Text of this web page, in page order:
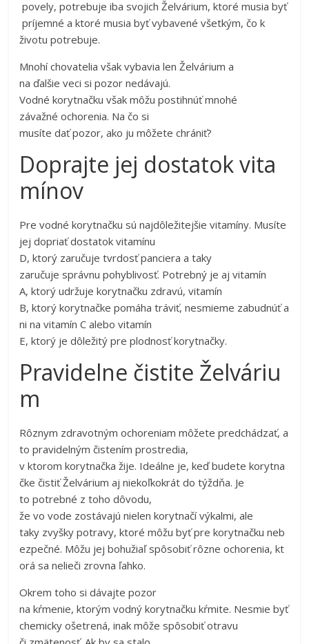
povely, potrebuje iba svojich Želvárium, ktoré musia byť
príjemné a ktoré musia byť vybavené všetkým, čo k
životu potrebuje.
Mnohí chovatelia však vybavia len Želvárium a
na ďalšie veci si pozor nedávajú.
Vodné korytnačku však môžu postihnúť mnohé
závažné ochorenia. Na čo si
musíte dať pozor, ako ju môžete chrániť?
Doprajte jej dostatok vita
mínov
Pre vodné korytnačku sú najdôležitejšie vitamíny. Musíte
jej dopriať dostatok vitamínu
D, ktorý zaručuje tvrdosť panciera a taky
zaručuje správnu pohyblivosť. Potrebný je aj vitamín
A, ktorý udržuje korytnačku zdravú, vitamín
B, ktorý korytnačke pomáha tráviť, nesmieme zabudnúť a
ni na vitamín C alebo vitamín
E, ktorý je dôležitý pre plodnosť korytnačky.
Pravidelne čistite Želváriu
m
Rôznym zdravotným ochoreniam môžete predchádzať, a
to pravidelným čistením prostredia,
v ktorom korytnačka žije. Ideálne je, keď budete korytna
čke čistiť Želvárium aj niekoľkokrát do týždňa. Je
to potrebné z toho dôvodu,
že vo vode zostávajú nielen korytnačí výkalmi, ale
taky zvyšky potravy, ktoré môžu byť pre korytnačku neb
ezpečné. Môžu jej bohužiaľ spôsobiť rôzne ochorenia, kt
orá sa nelieči zrovna ľahko.
Okrem toho si dávajte pozor
na kŕmenie, ktorým vodný korytnačku kŕmite. Nesmie byť
chemicky ošetrená, inak môže spôsobiť otravu